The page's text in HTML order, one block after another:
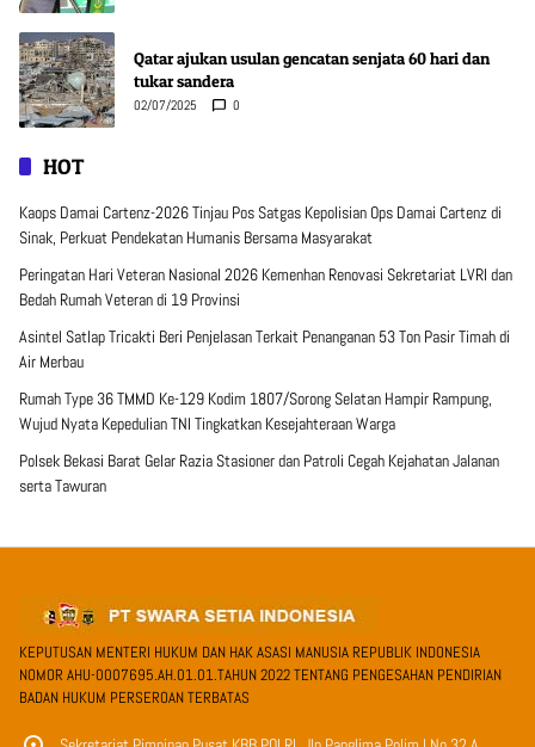
Qatar ajukan usulan gencatan senjata 60 hari dan
tukar sandera
02/07/2025 0
HOT
Kaops Damai Cartenz-2026 Tinjau Pos Satgas Kepolisian Ops Damai Cartenz di
Sinak, Perkuat Pendekatan Humanis Bersama Masyarakat
Peringatan Hari Veteran Nasional 2026 Kemenhan Renovasi Sekretariat LVRI dan
Bedah Rumah Veteran di 19 Provinsi
Asintel Satlap Tricakti Beri Penjelasan Terkait Penanganan 53 Ton Pasir Timah di
Air Merbau
Rumah Type 36 TMMD Ke-129 Kodim 1807/Sorong Selatan Hampir Rampung,
Wujud Nyata Kepedulian TNI Tingkatkan Kesejahteraan Warga
Polsek Bekasi Barat Gelar Razia Stasioner dan Patroli Cegah Kejahatan Jalanan
serta Tawuran
KEPUTUSAN MENTERI HUKUM DAN HAK ASASI MANUSIA REPUBLIK INDONESIA
NOMOR AHU-0007695.AH.01.01.TAHUN 2022 TENTANG PENGESAHAN PENDIRIAN
BADAN HUKUM PERSEROAN TERBATAS